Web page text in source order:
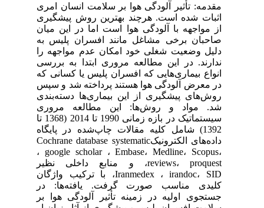
مقدمه: تأثیر آلودگی هوا بر سلامت انسان امری
اثبات شده است. هرچند بهترین روش پیشگیری
از مواجهه با آلودگی هوا است اما در این میان
صاحبان برخی مشاغل مانند افسران پلیس به
دلیل وضعیت شغلی خود امکان عدم مواجهه را
ندارند. در این مطالعه مروری ابتدا به بررسی
انواع بیماری‌هایی که افسران پلیس یا کسانی که
در معرض آلودگی هوا هستند پرداخته شد و سپس
روش‌های پیشگیری از این بیماری‌ها دسته‌بندی
شد. مواد و روش‌ها: این مطالعه مروری
سیستماتیک در بازه زمانی 1990 تا 2014 (1368 تا
1392) شامل کلیه مقالات چاپ‌شده در پایگاه
داده‌های الکترونیکCochrane database systematic
، google scholar ، Embase، Medline، Scopus،
reviews، proquest، و منابع داخلی نظیر
Iranmedex ، irandoc، SID، با ترکیب واژگان
کلیدی مناسب صورت گرفت. یافته‌ها: در
جستجوی اولیه در زمینه تأثیر آلودگی هوا بر